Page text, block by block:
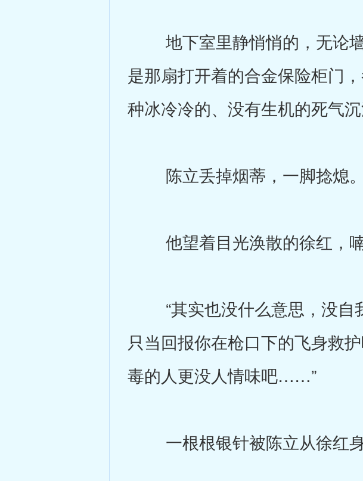
地下室里静悄悄的，无论墙
是那扇打开着的合金保险柜门
种冰冷冷的、没有生机的死气沉
陈立丢掉烟蒂，一脚捻熄。
他望着目光涣散的徐红，喃
“其实也没什么意思，没自
只当回报你在枪口下的飞身救
毒的人更没人情味吧……”
一根根银针被陈立从徐红身